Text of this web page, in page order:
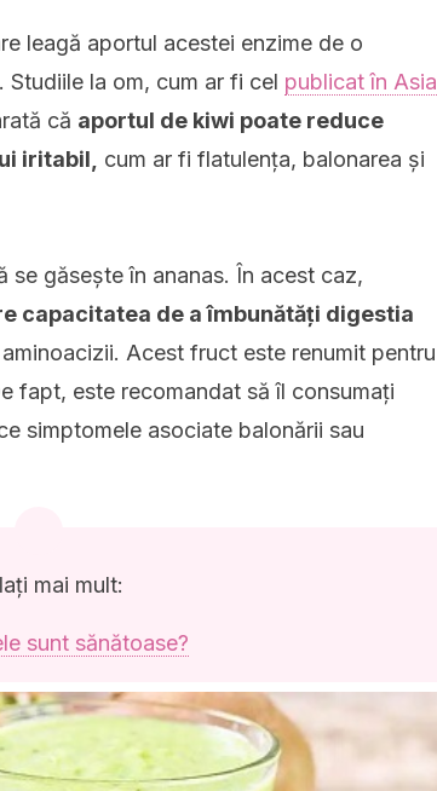
leagă aportul acestei enzime de o
la om, cum ar fi cel publicat în Asia
că aportul de kiwi poate reduce
iritabil,
cum ar fi flatulența, balonarea și
se găsește în ananas. În acest caz,
capacitatea de a îmbunătăți digestia
Acest fruct este renumit pentru
fapt, este recomandat să îl consumați
simptomele asociate balonării sau
mai mult:
sunt sănătoase?